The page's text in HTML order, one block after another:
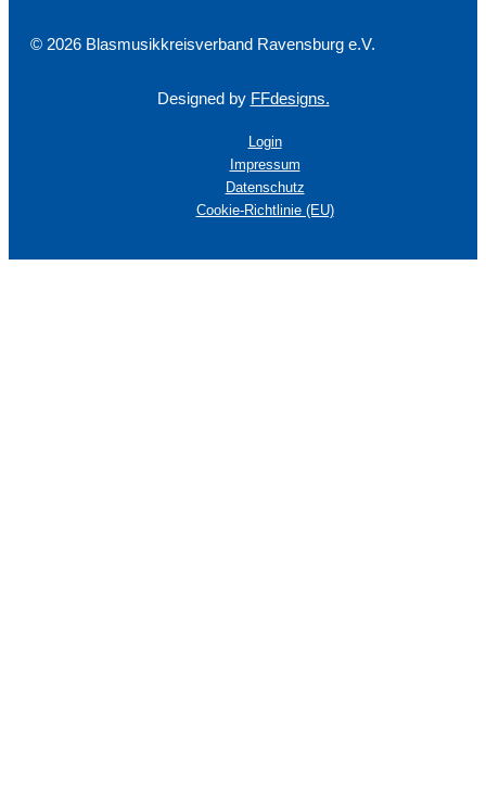
© 2026 Blasmusikkreisverband Ravensburg e.V.
Designed by FFdesigns.
Login
Impressum
Datenschutz
Cookie-Richtlinie (EU)